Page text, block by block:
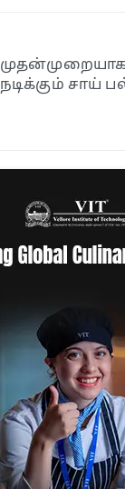
நடிக்கும் சாய்